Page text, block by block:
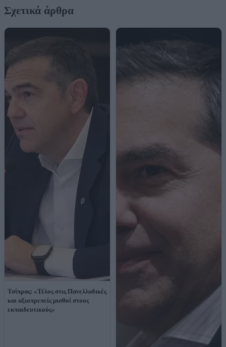
Σχετικά άρθρα
Τσίπρας: «Τέλος στις Πανελλαδικές
και αξιοπρεπείς μισθοί στους
εκπαιδευτικούς»